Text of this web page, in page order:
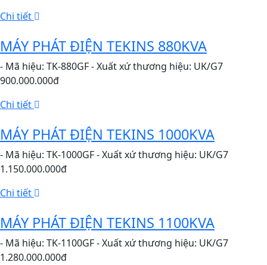
Chi tiết
MÁY PHÁT ĐIỆN TEKINS 880KVA
- Mã hiệu: TK-880GF - Xuất xứ thương hiệu: UK/G7
900.000.000đ
Chi tiết
MÁY PHÁT ĐIỆN TEKINS 1000KVA
- Mã hiệu: TK-1000GF - Xuất xứ thương hiệu: UK/G7
1.150.000.000đ
Chi tiết
MÁY PHÁT ĐIỆN TEKINS 1100KVA
- Mã hiệu: TK-1100GF - Xuất xứ thương hiệu: UK/G7
1.280.000.000đ